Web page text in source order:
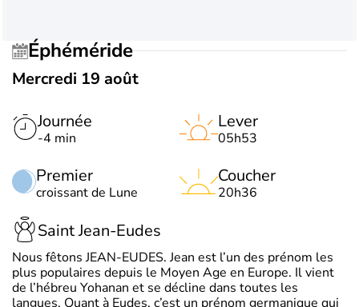
Éphéméride
Mercredi 19 août
Journée
-4 min
Premier
croissant de Lune
Lever
05h53
Coucher
20h36
Saint Jean-Eudes
Nous fêtons JEAN-EUDES. Jean est l’un des prénom les
plus populaires depuis le Moyen Age en Europe. Il vient
de l’hébreu Yohanan et se décline dans toutes les
langues. Quant à Eudes, c’est un prénom germanique qui